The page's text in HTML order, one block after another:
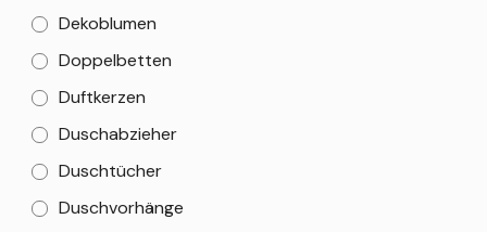
Dekoblumen
Doppelbetten
Duftkerzen
Duschabzieher
Duschtücher
Duschvorhänge